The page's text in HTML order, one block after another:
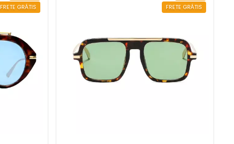
FRETE GRÁTIS
FRETE GRÁTIS